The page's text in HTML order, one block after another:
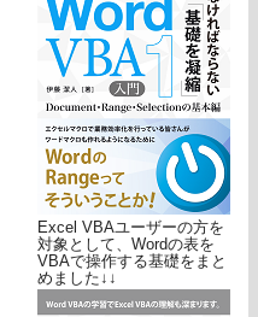
Excel VBAユーザーの方を
対象として、Wordの表を
VBAで操作する基礎をまと
めました↓↓